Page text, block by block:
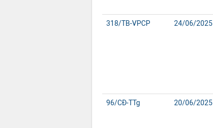
318/TB-VPCP 24/06/2025
96/CĐ-TTg 20/06/2025